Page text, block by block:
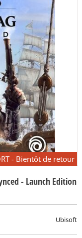
- Bientôt de retour
- Launch Edition
Ubisoft